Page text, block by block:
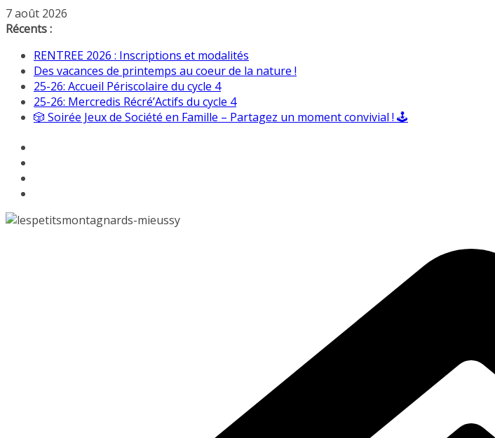
Passer
au
7 août 2026
Récents :
RENTREE 2026 : Inscriptions et modalités
Des vacances de printemps au coeur de la nature !
25-26: Accueil Périscolaire du cycle 4
25-26: Mercredis Récré’Actifs du cycle 4
🎲 Soirée Jeux de Société en Famille – Partagez un moment convivial ! 🕹️